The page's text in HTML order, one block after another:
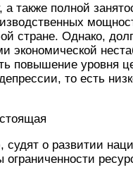
также полной
стране. Однако,
экономической
повышение уровня
то есть
о развитии